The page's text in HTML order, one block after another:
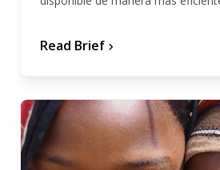
Read Brief chevron_forward